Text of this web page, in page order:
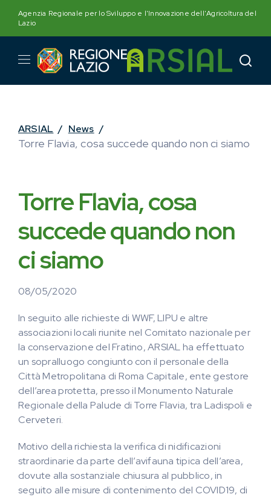
content
Agenzia Regionale per lo Sviluppo e l'Innovazione dell'Agricoltura del
Lazio
ARSIAL / News /
Torre Flavia, cosa succede quando non ci siamo
Torre Flavia, cosa
succede quando non
ci siamo
08/05/2020
In seguito alle richieste di WWF, LIPU e altre
associazioni locali riunite nel Comitato nazionale per
la conservazione del Fratino, ARSIAL ha effettuato
un sopralluogo congiunto con il personale della
Città Metropolitana di Roma Capitale, ente gestore
dell’area protetta, presso il Monumento Naturale
Regionale della Palude di Torre Flavia, tra Ladispoli e
Cerveteri.
Motivo della richiesta la verifica di nidificazioni
straordinarie da parte dell’avifauna tipica dell’area,
dovute alla sostanziale chiusura al pubblico, in
seguito alle misure di contenimento del COVID19, di